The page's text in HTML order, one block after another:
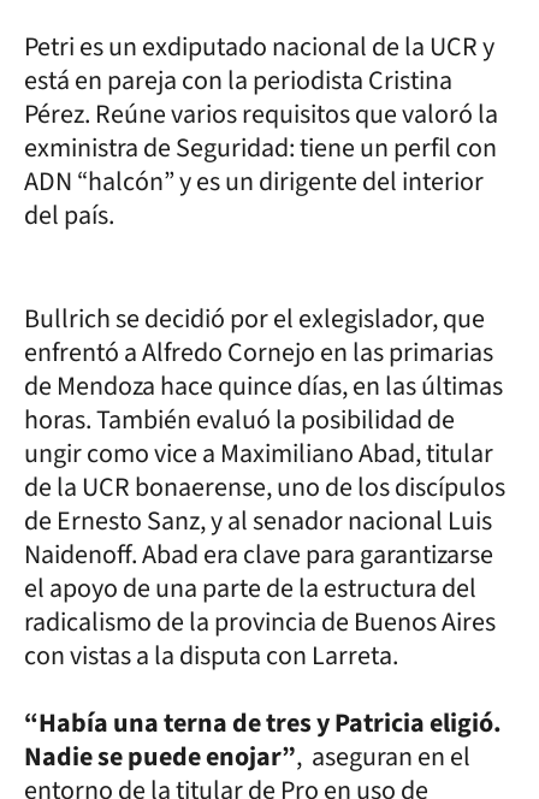
Petri es un exdiputado nacional de la UCR y
está en pareja con la periodista Cristina
Pérez. Reúne varios requisitos que valoró la
exministra de Seguridad: tiene un perfil con
ADN “halcón” y es un dirigente del interior
del país.
Bullrich se decidió por el exlegislador, que
enfrentó a Alfredo Cornejo en las primarias
de Mendoza hace quince días, en las últimas
horas. También evaluó la posibilidad de
ungir como vice a Maximiliano Abad, titular
de la UCR bonaerense, uno de los discípulos
de Ernesto Sanz, y al senador nacional Luis
Naidenoff. Abad era clave para garantizarse
el apoyo de una parte de la estructura del
radicalismo de la provincia de Buenos Aires
con vistas a la disputa con Larreta.
“Había una terna de tres y Patricia eligió.
Nadie se puede enojar”, aseguran en el
entorno de la titular de Pro en uso de